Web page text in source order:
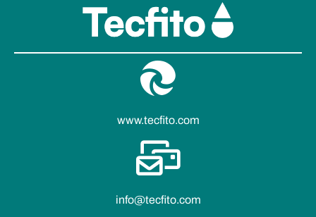
www.tecfito.com
info@tecfito.com